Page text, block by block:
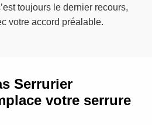
toujours le dernier recours,
votre accord préalable.
Serrurier
votre serrure